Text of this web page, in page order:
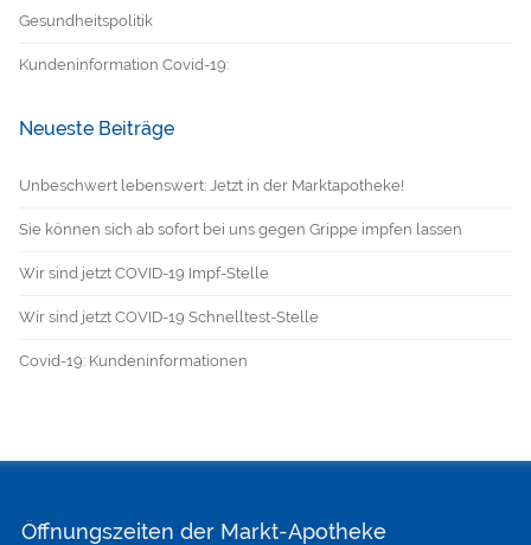
Gesundheitspolitik
Kundeninformation Covid-19:
Neueste Beiträge
Unbeschwert lebenswert: Jetzt in der Marktapotheke!
Sie können sich ab sofort bei uns gegen Grippe impfen lassen
Wir sind jetzt COVID-19 Impf-Stelle
Wir sind jetzt COVID-19 Schnelltest-Stelle
Covid-19: Kundeninformationen
Öffnungszeiten der Markt-Apotheke